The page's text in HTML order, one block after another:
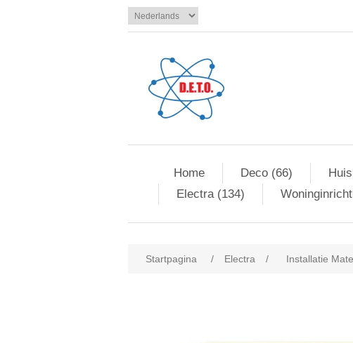
Home Deco (66)
Electra (134)
Startpagina / Electra / Installatie